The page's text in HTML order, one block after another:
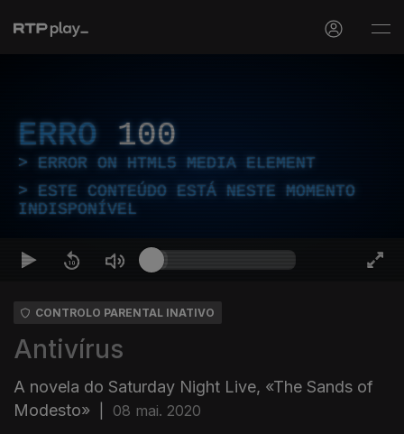
ERRO 100
ERROR ON HTML5 MEDIA ELEMENT
ESTE CONTEÚDO ESTÁ NESTE MOMENTO
INDISPONÍVEL
CONTROLO PARENTAL INATIVO
Antivírus
A novela do Saturday Night Live, «The Sands of
Modesto»
08 mai. 2020